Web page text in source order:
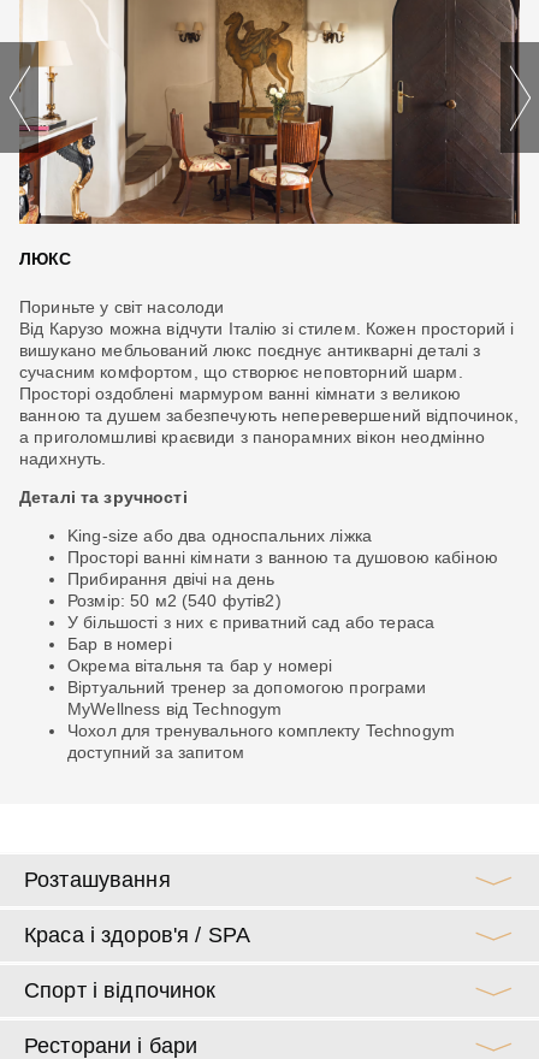
ЛЮКС
Пориньте у світ насолоди
Від Карузо можна відчути Італію зі стилем. Кожен просторий і
вишукано мебльований люкс поєднує антикварні деталі з
сучасним комфортом, що створює неповторний шарм.
Просторі оздоблені мармуром ванні кімнати з великою
ванною та душем забезпечують неперевершений відпочинок,
а приголомшливі краєвиди з панорамних вікон неодмінно
надихнуть.
Деталі та зручності
King-size або два односпальних ліжка
Просторі ванні кімнати з ванною та душовою кабіною
Прибирання двічі на день
Розмір: 50 м2 (540 футів2)
У більшості з них є приватний сад або тераса
Бар в номері
Окрема вітальня та бар у номері
Віртуальний тренер за допомогою програми
MyWellness від Technogym
Чохол для тренувального комплекту Technogym
доступний за запитом
Розташування
Краса і здоров'я / SPA
Спорт і відпочинок
Ресторани і бари